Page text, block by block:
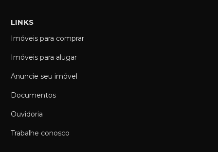
LINKS
Imóveis para comprar
Imóveis para alugar
Anuncie seu imóvel
Documentos
Ouvidoria
Trabalhe conosco